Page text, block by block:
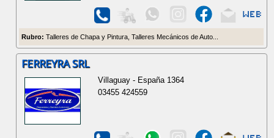
Rubro: Talleres de Chapa y Pintura, Talleres Mecánicos de Auto...
FERREYRA SRL
Villaguay - España 1364
03455 424559